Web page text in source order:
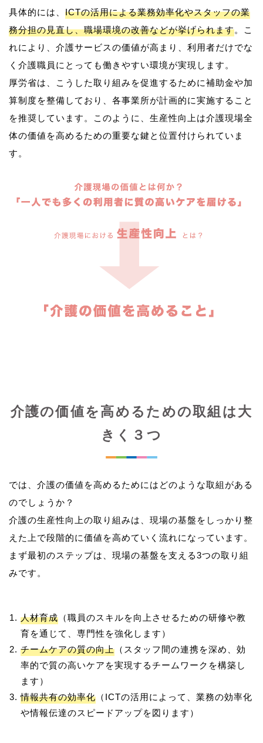
具体的には、 ICTの活用による業務効率化やスタッフの業
務分担の見直し、職場環境の改善などが挙げられます。こ
れにより、介護サービスの価値が高まり、利用者だけでな
く介護職員にとっても働きやすい環境が実現します。
厚労省は、こうした取り組みを促進するために補助金や加
算制度を整備しており、各事業所が計画的に実施すること
を推奨しています。このように、生産性向上は介護現場全
体の価値を高めるための重要な鍵と位置付けられていま
介護の価値を高めるための取組は大
きく３つ
では、介護の価値を高めるためにはどのような取組がある
のでしょうか？
介護の生産性向上の取り組みは、現場の基盤をしっかり整
えた上で段階的に価値を高めていく流れになっています。
まず最初のステップは、現場の基盤を支える3つの取り組
人材育成 （職員のスキルを向上させるための研修や教
育を通じて、専門性を強化します）
チームケアの質の向上 （スタッフ間の連携を深め、効
率的で質の高いケアを実現するチームワークを構築し
ます）
情報共有の効率化 （ICTの活用によって、業務の効率化
や情報伝達のスピードアップを図ります）